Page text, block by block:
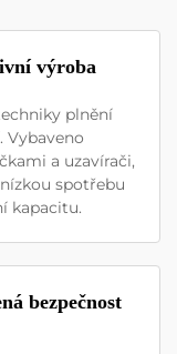
výroba
plnění
Vybaveno
a uzavírači,
spotřebu
kapacitu.
bezpečnost